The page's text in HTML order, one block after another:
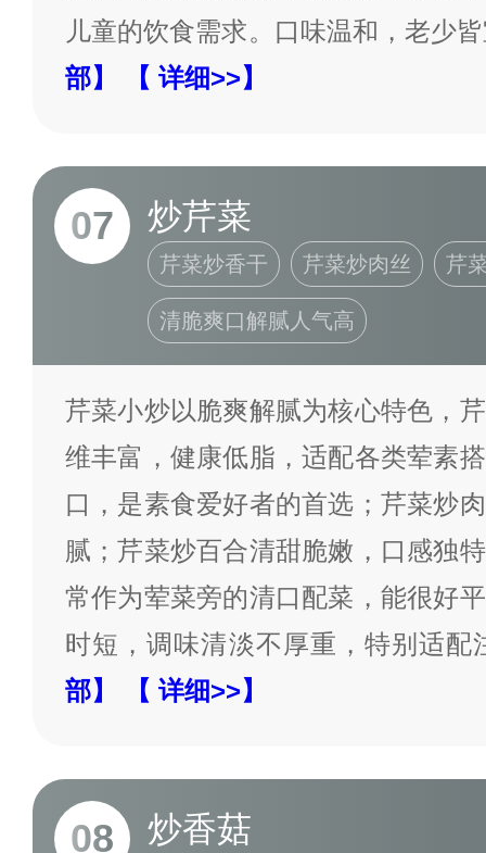
儿童的饮食需求。口味温和，老少
部】
【 详细>>】
07 炒芹菜
芹菜炒香干 芹菜炒肉丝 芹
清脆爽口解腻人气高
芹菜小炒以脆爽解腻为核心特色，
维丰富，健康低脂，适配各类荤素
口，是素食爱好者的首选；芹菜炒
腻；芹菜炒百合清甜脆嫩，口感独
常作为荤菜旁的清口配菜，能很好
时短，调味清淡不厚重，特别适配
部】
【 详细>>】
08 炒香菇